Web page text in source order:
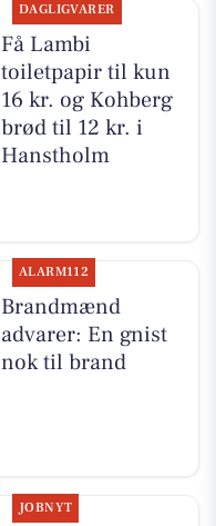
DAGLIGVARER
Få Lambi
toiletpapir til kun
16 kr. og Kohberg
brød til 12 kr. i
Hanstholm
ALARM112
Brandmænd
advarer: En gnist
nok til brand
JOBNYT